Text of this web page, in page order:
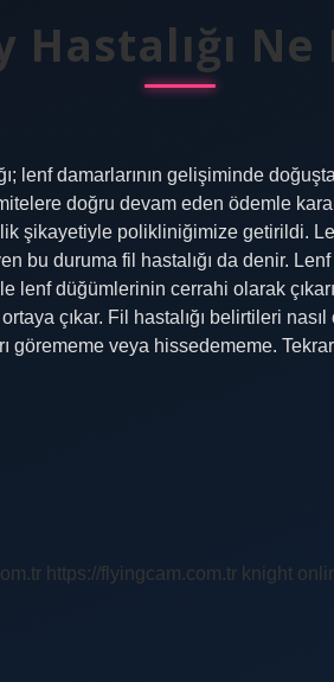
Hastalığı Ne
lenf damarlarının gelişiminde
doğru devam eden ödemle
şikayetiyle polikliniğimize getirildi.
bu duruma fil hastalığı da denir.
lenf düğümlerinin cerrahi olarak
çıkar. Fil hastalığı belirtileri
görememe veya hissedememe.
https://flyingcam.com.tr knight